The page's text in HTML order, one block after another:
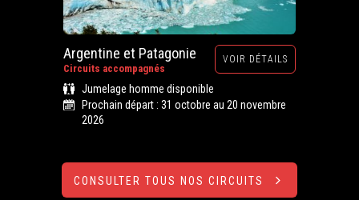
Argentine et Patagonie
Circuits accompagnés
VOIR DÉTAILS
Jumelage homme disponible
Prochain départ : 31 octobre au 20 novembre
2026
CONSULTER TOUS NOS CIRCUITS